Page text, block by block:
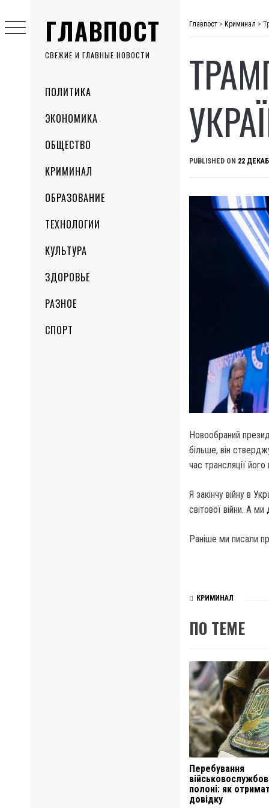
ГЛАВПОСТ
СВЕЖИЕ И ГЛАВНЫЕ НОВОСТИ
MenuПОЛИТИКА
ЭКОНОМИКА
ОБЩЕСТВО
КРИМИНАЛ
ОБРАЗОВАНИЕ
ТЕХНОЛОГИИ
КУЛЬТУРА
ЗДОРОВЬЕ
РАЗНОЕ
СПОРТ
to
content
Главпост > Криминал >
PUBLISHED ON 22
Новообраний
більше, він
час трансляції
Я закінчу війну в
світової війни. А
Раніше ми писали
КРИМИНАЛ
ПО ТЕМЕ
Перебування
полоні: як
довідку